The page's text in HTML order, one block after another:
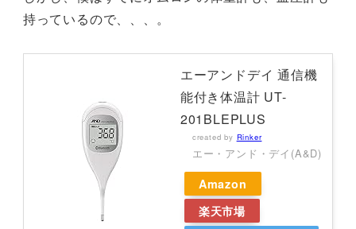
持っているので、、、。
エーアンドデイ 通信機
能付き体温計 UT-
201BLEPLUS
created by Rinker
エー・アンド・デイ(A&D)
Amazon
楽天市場